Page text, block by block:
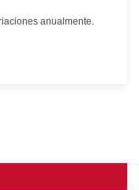
anualmente.